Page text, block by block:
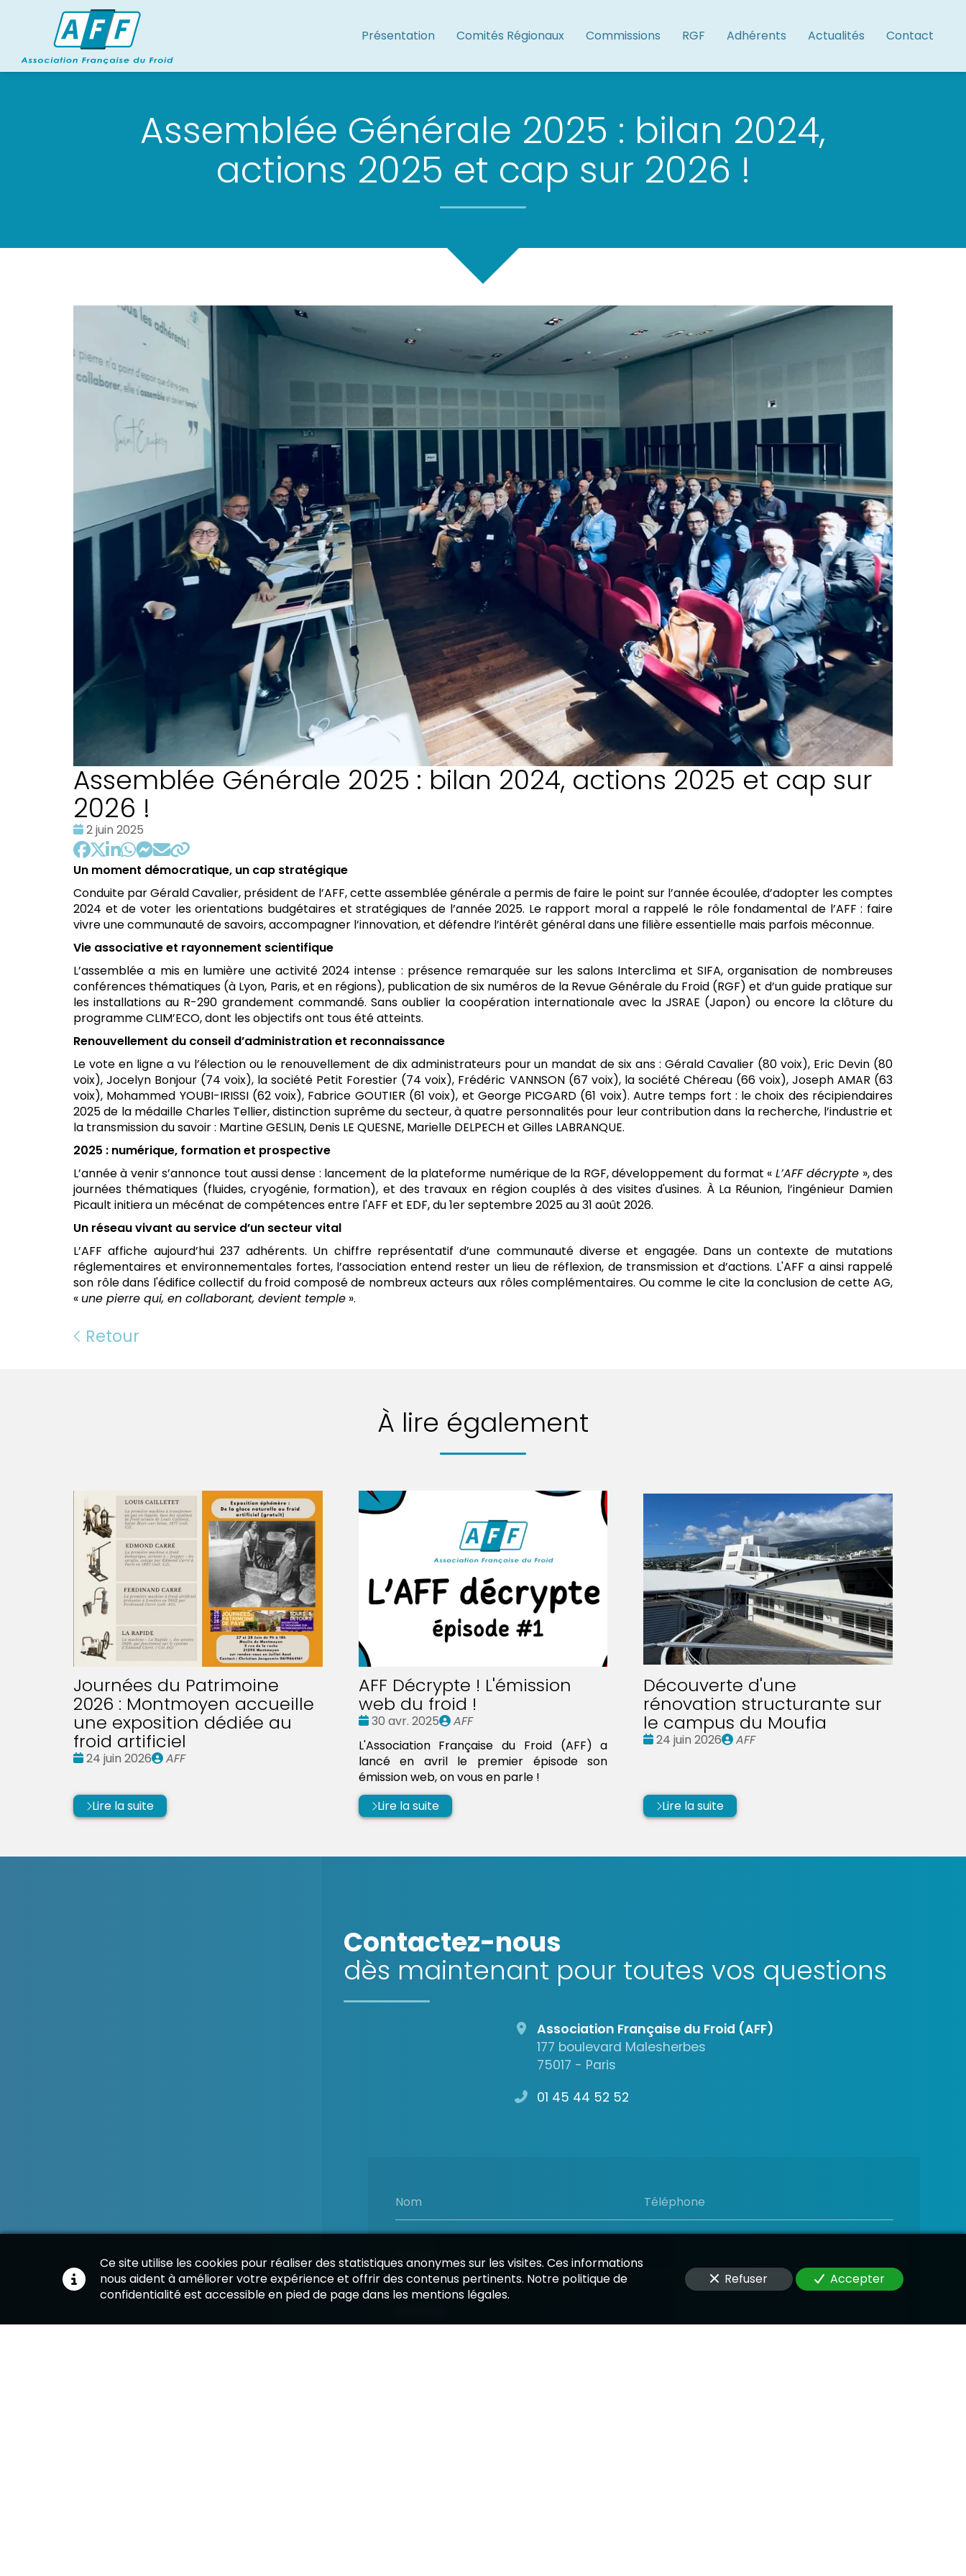
Présentation Comités Régionaux Commissions RGF Adhérents Actualités Contact
Assemblée Générale 2025 : bilan 2024,
actions 2025 et cap sur 2026 !
Assemblée Générale 2025 : bilan 2024, actions 2025 et cap sur
2026 !
Date
:
2 juin 2025
Un moment démocratique, un cap stratégique
Conduite par Gérald Cavalier, président de l’AFF, cette assemblée générale a permis de faire le point sur l’année écoulée, d’adopter les comptes
2024 et de voter les orientations budgétaires et stratégiques de l’année 2025. Le rapport moral a rappelé le rôle fondamental de l’AFF : faire
vivre une communauté de savoirs, accompagner l’innovation, et défendre l’intérêt général dans une filière essentielle mais parfois méconnue.
Vie associative et rayonnement scientifique
L’assemblée a mis en lumière une activité 2024 intense : présence remarquée sur les salons Interclima et SIFA, organisation de nombreuses
conférences thématiques (à Lyon, Paris, et en régions), publication de six numéros de la Revue Générale du Froid (RGF) et d’un guide pratique sur
les installations au R-290 grandement commandé. Sans oublier la coopération internationale avec la JSRAE (Japon) ou encore la clôture du
programme CLIM’ECO, dont les objectifs ont tous été atteints.
Renouvellement du conseil d’administration et reconnaissance
Le vote en ligne a vu l’élection ou le renouvellement de dix administrateurs pour un mandat de six ans : Gérald Cavalier (80 voix), Eric Devin (80
voix), Jocelyn Bonjour (74 voix), la société Petit Forestier (74 voix), Frédéric VANNSON (67 voix), la société Chéreau (66 voix), Joseph AMAR (63
voix), Mohammed YOUBI-IRISSI (62 voix), Fabrice GOUTIER (61 voix), et George PICGARD (61 voix). Autre temps fort : le choix des récipiendaires
2025 de la médaille Charles Tellier, distinction suprême du secteur, à quatre personnalités pour leur contribution dans la recherche, l’industrie et
la transmission du savoir : Martine GESLIN, Denis LE QUESNE, Marielle DELPECH et Gilles LABRANQUE.
2025 : numérique, formation et prospective
L’année à venir s’annonce tout aussi dense : lancement de la plateforme numérique de la RGF, développement du format « L’AFF décrypte », des
journées thématiques (fluides, cryogénie, formation), et des travaux en région couplés à des visites d'usines. À La Réunion, l’ingénieur Damien
Picault initiera un mécénat de compétences entre l'AFF et EDF, du 1er septembre 2025 au 31 août 2026.
Un réseau vivant au service d’un secteur vital
L’AFF affiche aujourd’hui 237 adhérents. Un chiffre représentatif d’une communauté diverse et engagée. Dans un contexte de mutations
réglementaires et environnementales fortes, l’association entend rester un lieu de réflexion, de transmission et d’actions. L'AFF a ainsi rappelé
son rôle dans l'édifice collectif du froid composé de nombreux acteurs aux rôles complémentaires. Ou comme le cite la conclusion de cette AG,
« une pierre qui, en collaborant, devient temple ».
Retour
À lire également
Journées du Patrimoine
2026 : Montmoyen accueille
une exposition dédiée au
froid artificiel
Date
24 juin 2026
Publié
AFF
Lire la suite
AFF Décrypte ! L'émission
web du froid !
Date
30 avr. 2025
Publié
AFF
L'Association Française du Froid (AFF) a
lancé en avril le premier épisode son
émission web, on vous en parle !
Lire la suite
Découverte d'une
rénovation structurante sur
le campus du Moufia
Date
24 juin 2026
Publié
AFF
Lire la suite
Contactez-nous
dès maintenant pour toutes vos questions
Nom Téléphone
Association Française du Froid (AFF)
177 boulevard Malesherbes
75017 - Paris
01 45 44 52 52
Ce site utilise les cookies pour réaliser des statistiques anonymes sur les visites. Ces informations
nous aident à améliorer votre expérience et offrir des contenus pertinents. Notre politique de
confidentialité est accessible en pied de page dans les mentions légales.
Refuser Accepter